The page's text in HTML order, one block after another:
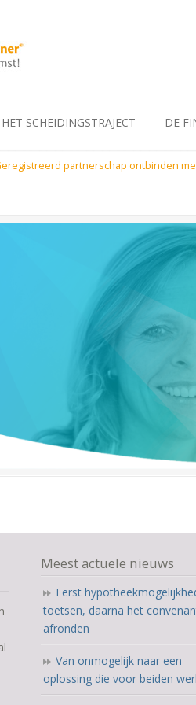
HET SCHEIDINGSTRAJECT DE
partnerschap ontbinden
Meest actuele nieuws
Eerst
toetsen, daarna het
afronden
Van onmogelijk naar een
oplossing die voor beiden